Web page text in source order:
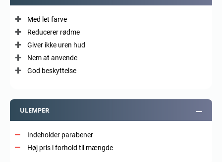
Med let farve
Reducerer rødme
Giver ikke uren hud
Nem at anvende
God beskyttelse
ULEMPER
Indeholder parabener
Høj pris i forhold til mængde